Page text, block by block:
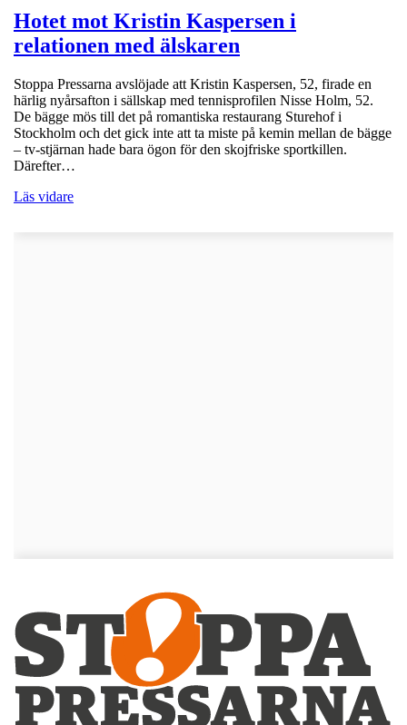
Hotet mot Kristin Kaspersen i
relationen med älskaren
Stoppa Pressarna avslöjade att Kristin Kaspersen, 52, firade en
härlig nyårsafton i sällskap med tennisprofilen Nisse Holm, 52.
De bägge mös till det på romantiska restaurang Sturehof i
Stockholm och det gick inte att ta miste på kemin mellan de bägge
– tv-stjärnan hade bara ögon för den skojfriske sportkillen.
Därefter…
Läs vidare